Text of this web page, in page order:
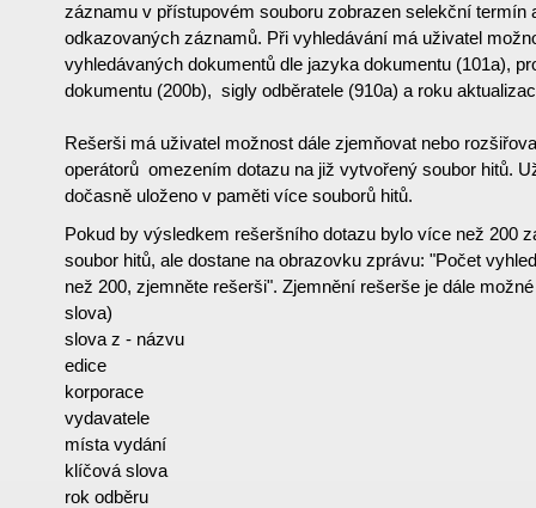
záznamu v přístupovém souboru zobrazen selekční termín
odkazovaných záznamů. Při vyhledávání má uživatel
vyhledávaných dokumentů dle jazyka dokumentu (101a),
dokumentu (200b), sigly odběratele (910a) a roku
Rešerši má uživatel možnost dále zjemňovat nebo
operátorů omezením dotazu na již vytvořený soubor hitů.
dočasně uloženo v paměti více souborů hitů.
Pokud by výsledkem rešeršního dotazu bylo více než 200
soubor hitů, ale dostane na obrazovku zprávu: "Počet
než 200, zjemněte rešerši". Zjemnění rešerše je dále
slova)
slova z - názvu
edice
korporace
vydavatele
místa vydání
klíčová slova
rok odběru